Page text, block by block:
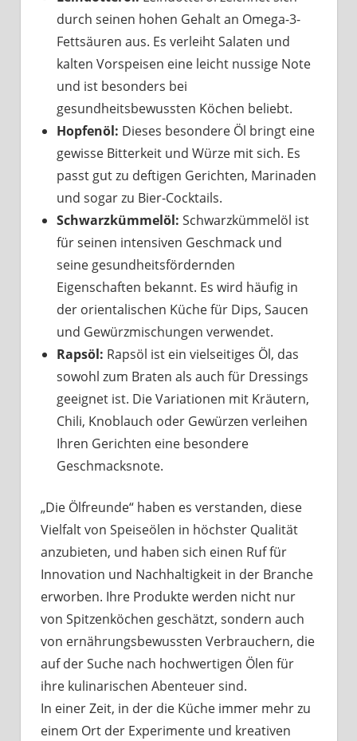
durch seinen hohen Gehalt an Omega-3-
Fettsäuren aus. Es verleiht Salaten und
kalten Vorspeisen eine leicht nussige Note
und ist besonders bei
gesundheitsbewussten Köchen beliebt.
Hopfenöl: Dieses besondere Öl bringt eine
gewisse Bitterkeit und Würze mit sich. Es
passt gut zu deftigen Gerichten, Marinaden
und sogar zu Bier-Cocktails.
Schwarzkümmelöl: Schwarzkümmelöl ist
für seinen intensiven Geschmack und
seine gesundheitsfördernden
Eigenschaften bekannt. Es wird häufig in
der orientalischen Küche für Dips, Saucen
und Gewürzmischungen verwendet.
Rapsöl: Rapsöl ist ein vielseitiges Öl, das
sowohl zum Braten als auch für Dressings
geeignet ist. Die Variationen mit Kräutern,
Chili, Knoblauch oder Gewürzen verleihen
Ihren Gerichten eine besondere
Geschmacksnote.
„Die Ölfreunde“ haben es verstanden, diese
Vielfalt von Speiseölen in höchster Qualität
anzubieten, und haben sich einen Ruf für
Innovation und Nachhaltigkeit in der Branche
erworben. Ihre Produkte werden nicht nur
von Spitzenköchen geschätzt, sondern auch
von ernährungsbewussten Verbrauchern, die
auf der Suche nach hochwertigen Ölen für
ihre kulinarischen Abenteuer sind.
In einer Zeit, in der die Küche immer mehr zu
einem Ort der Experimente und kreativen